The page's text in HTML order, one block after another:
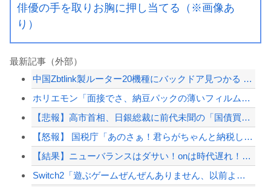
俳優の手を取りお胸に押し当てる（※画像あ
り）
最新記事（外部）
中国Zbtlink製ルーター20機種にバックドア見つかる 外部から完全制御のおそ...
ホリエモン「面接でさ、納豆パックの薄いフィルムって何のために入っていの？って聞く...
【悲報】高市首相、日銀総裁に前代未聞の「国債買い入れ」を要請
【怒報】 国税庁「あのさぁ！君らがちゃんと納税してくれないとこうなっちゃうけどど...
【結果】ニューバランスはダサい！onは時代遅れ！サロモンを買え！って言われたから...
Switch2「遊ぶゲームぜんぜんありません、以前より一万円高いです、現状Swi...